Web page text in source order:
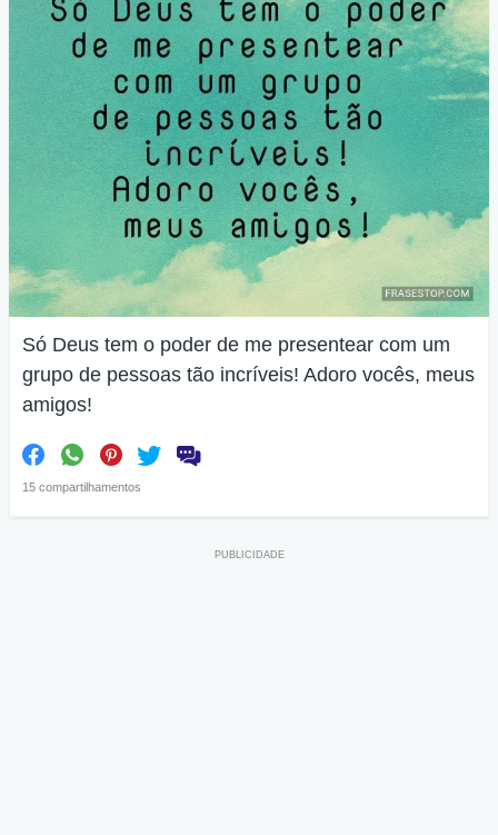
Só Deus tem o poder de me presentear com um
grupo de pessoas tão incríveis! Adoro vocês, meus
amigos!
15 compartilhamentos